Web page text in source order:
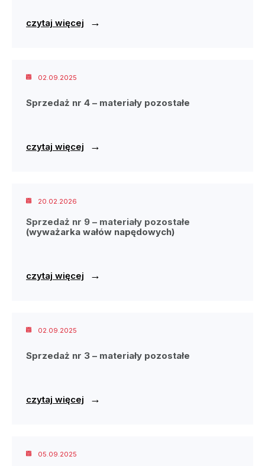
czytaj więcej →
02.09.2025
Sprzedaż nr 4 – materiały pozostałe
czytaj więcej →
20.02.2026
Sprzedaż nr 9 – materiały pozostałe
(wyważarka wałów napędowych)
czytaj więcej →
02.09.2025
Sprzedaż nr 3 – materiały pozostałe
czytaj więcej →
05.09.2025